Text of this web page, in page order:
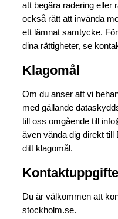
att begära radering eller
också rätt att invända
ett lämnat samtycke.
dina rättigheter, se
Klagomål
Om du anser att vi
med gällande
till oss omgående till
även vända dig direkt till
ditt klagomål.
Du är välkommen att
stockholm.se.